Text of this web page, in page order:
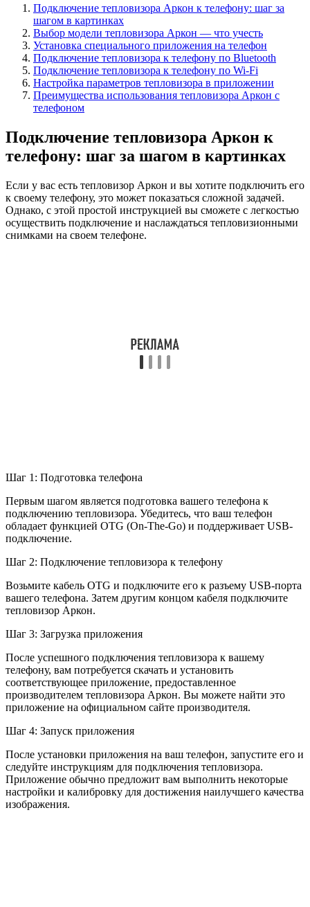
Подключение тепловизора Аркон к телефону: шаг за
шагом в картинках
Выбор модели тепловизора Аркон — что учесть
Установка специального приложения на телефон
Подключение тепловизора к телефону по Bluetooth
Подключение тепловизора к телефону по Wi-Fi
Настройка параметров тепловизора в приложении
Преимущества использования тепловизора Аркон с
телефоном
Подключение тепловизора Аркон к
телефону: шаг за шагом в картинках
Если у вас есть тепловизор Аркон и вы хотите подключить его
к своему телефону, это может показаться сложной задачей.
Однако, с этой простой инструкцией вы сможете с легкостью
осуществить подключение и наслаждаться тепловизионными
снимками на своем телефоне.
Шаг 1: Подготовка телефона
Первым шагом является подготовка вашего телефона к
подключению тепловизора. Убедитесь, что ваш телефон
обладает функцией OTG (On-The-Go) и поддерживает USB-
подключение.
Шаг 2: Подключение тепловизора к телефону
Возьмите кабель OTG и подключите его к разъему USB-порта
вашего телефона. Затем другим концом кабеля подключите
тепловизор Аркон.
Шаг 3: Загрузка приложения
После успешного подключения тепловизора к вашему
телефону, вам потребуется скачать и установить
соответствующее приложение, предоставленное
производителем тепловизора Аркон. Вы можете найти это
приложение на официальном сайте производителя.
Шаг 4: Запуск приложения
После установки приложения на ваш телефон, запустите его и
следуйте инструкциям для подключения тепловизора.
Приложение обычно предложит вам выполнить некоторые
настройки и калибровку для достижения наилучшего качества
изображения.